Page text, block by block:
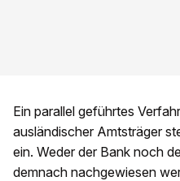
Ein parallel geführtes
ausländischer Amtsträger
ein. Weder der Bank noch
demnach nachgewiesen